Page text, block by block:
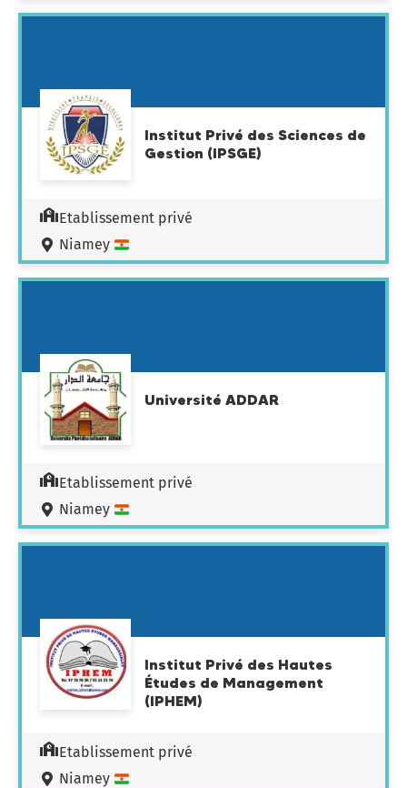
Institut Privé des Sciences de
Gestion (IPSGE)
Etablissement privé
Niamey
Université ADDAR
Etablissement privé
Niamey
Institut Privé des Hautes
Études de Management
(IPHEM)
Etablissement privé
Niamey